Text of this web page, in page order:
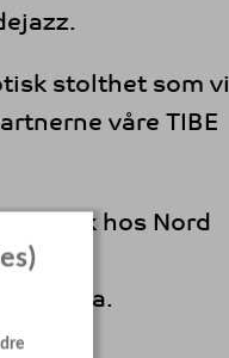
stolthet som vi
våre TIBE
fysisk hos Nord